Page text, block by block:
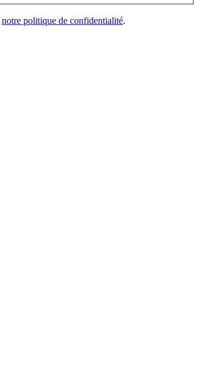
notre politique de confidentialité.